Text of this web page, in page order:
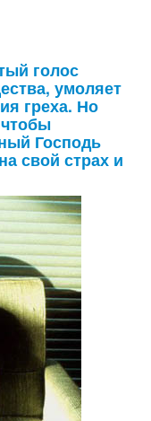
голос
умоляет
греха. Но
Господь
свой страх и